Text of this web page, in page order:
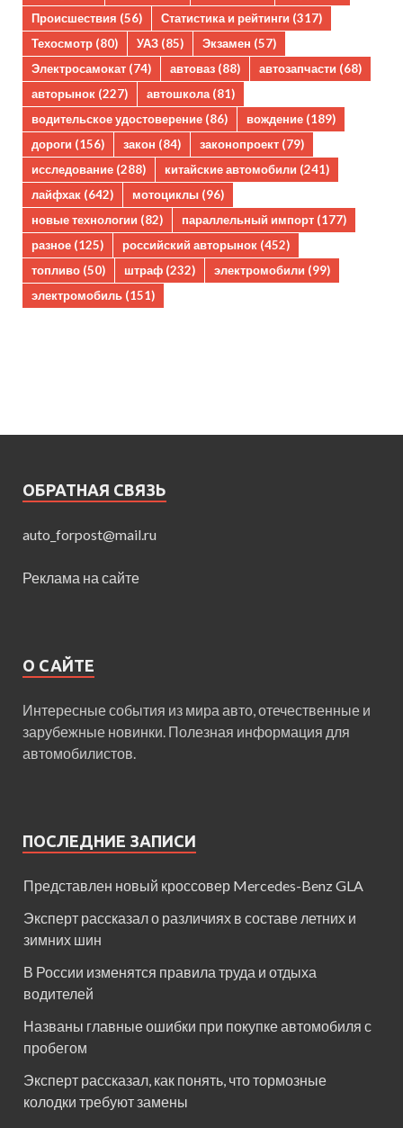
Происшествия (56) Статистика и рейтинги (317)
Техосмотр (80) УАЗ (85) Экзамен (57)
Электросамокат (74) автоваз (88) автозапчасти (68)
авторынок (227) автошкола(81)
водительское удостоверение (86) вождение (189)
дороги (156) закон (84) законопроект (79)
исследование (288) китайские автомобили (241)
лайфхак (642) мотоциклы (96)
новые технологии (82) параллельный импорт (177)
разное (125) российский авторынок (452)
топливо (50) штраф (232) электромобили (99)
электромобиль (151)
ОБРАТНАЯ СВЯЗЬ
auto_forpost@mail.ru
Реклама на сайте
О САЙТЕ
Интересные события из мира авто, отечественные и
зарубежные новинки. Полезная информация для
автомобилистов.
ПОСЛЕДНИЕ ЗАПИСИ
Представлен новый кроссовер Mercedes-Benz GLA
Эксперт рассказал о различиях в составе летних и
зимних шин
В России изменятся правила труда и отдыха
водителей
Названы главные ошибки при покупке автомобиля с
пробегом
Эксперт рассказал, как понять, что тормозные
колодки требуют замены